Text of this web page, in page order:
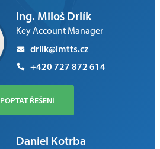
Ing. Miloš Drlík
Key Account Manager
drlik@imtts.cz
+420 727 872 614
POPTAT ŘEŠENÍ
Daniel Kotrba